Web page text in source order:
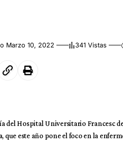
Marzo 10, 2022 341 Vistas
del Hospital Universitario Francesc
que este año pone el foco en la